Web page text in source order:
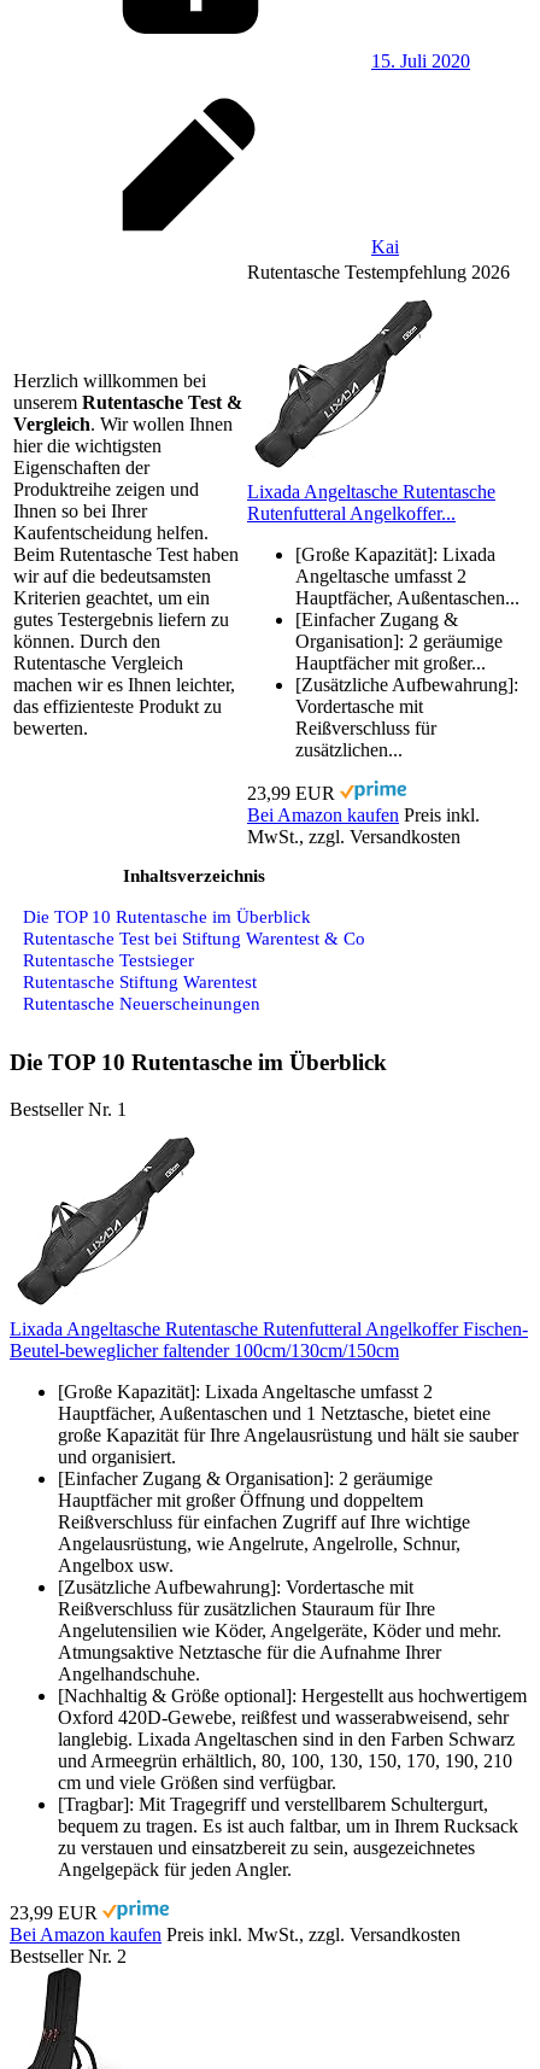
15. Juli 2020
Kai
Herzlich willkommen bei
unserem Rutentasche Test &
Vergleich. Wir wollen Ihnen
hier die wichtigsten
Eigenschaften der
Produktreihe zeigen und
Ihnen so bei Ihrer
Kaufentscheidung helfen.
Beim Rutentasche Test haben
wir auf die bedeutsamsten
Kriterien geachtet, um ein
gutes Testergebnis liefern zu
können. Durch den
Rutentasche Vergleich
machen wir es Ihnen leichter,
das effizienteste Produkt zu
bewerten.
Rutentasche Testempfehlung 2026
Lixada Angeltasche Rutentasche
Rutenfutteral Angelkoffer...
[Große Kapazität]: Lixada
Angeltasche umfasst 2
Hauptfächer, Außentaschen...
[Einfacher Zugang &
Organisation]: 2 geräumige
Hauptfächer mit großer...
[Zusätzliche Aufbewahrung]:
Vordertasche mit
Reißverschluss für
zusätzlichen...
23,99 EUR
Bei Amazon kaufen Preis inkl.
MwSt., zzgl. Versandkosten
Inhaltsverzeichnis
Die TOP 10 Rutentasche im Überblick
Rutentasche Test bei Stiftung Warentest & Co
Rutentasche Testsieger
Rutentasche Stiftung Warentest
Rutentasche Neuerscheinungen
Die TOP 10 Rutentasche im Überblick
Bestseller Nr. 1
Lixada Angeltasche Rutentasche Rutenfutteral Angelkoffer Fischen-
Beutel-beweglicher faltender 100cm/130cm/150cm
[Große Kapazität]: Lixada Angeltasche umfasst 2
Hauptfächer, Außentaschen und 1 Netztasche, bietet eine
große Kapazität für Ihre Angelausrüstung und hält sie sauber
und organisiert.
[Einfacher Zugang & Organisation]: 2 geräumige
Hauptfächer mit großer Öffnung und doppeltem
Reißverschluss für einfachen Zugriff auf Ihre wichtige
Angelausrüstung, wie Angelrute, Angelrolle, Schnur,
Angelbox usw.
[Zusätzliche Aufbewahrung]: Vordertasche mit
Reißverschluss für zusätzlichen Stauraum für Ihre
Angelutensilien wie Köder, Angelgeräte, Köder und mehr.
Atmungsaktive Netztasche für die Aufnahme Ihrer
Angelhandschuhe.
[Nachhaltig & Größe optional]: Hergestellt aus hochwertigem
Oxford 420D-Gewebe, reißfest und wasserabweisend, sehr
langlebig. Lixada Angeltaschen sind in den Farben Schwarz
und Armeegrün erhältlich, 80, 100, 130, 150, 170, 190, 210
cm und viele Größen sind verfügbar.
[Tragbar]: Mit Tragegriff und verstellbarem Schultergurt,
bequem zu tragen. Es ist auch faltbar, um in Ihrem Rucksack
zu verstauen und einsatzbereit zu sein, ausgezeichnetes
Angelgepäck für jeden Angler.
23,99 EUR
Bei Amazon kaufen Preis inkl. MwSt., zzgl. Versandkosten
Bestseller Nr. 2